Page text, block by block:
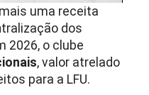
uma receita
dos
2026, o clube
, valor atrelado
para a LFU.